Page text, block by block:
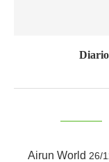
Airun World 26/